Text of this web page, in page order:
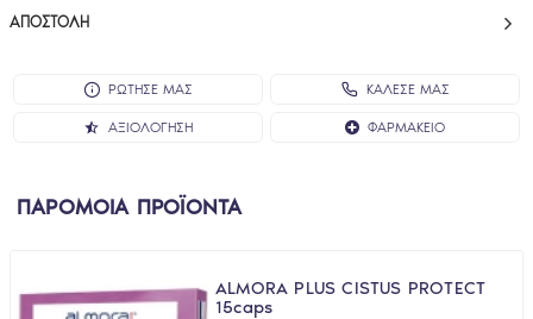
ΑΠΟΣΤΟΛΉ
ΡΩΤΗΣΕ ΜΑΣ ΚΑΛΕΣΕ ΜΑΣ
ΑΞΙΟΛΌΓΗΣΗ ΦΑΡΜΑΚΕΊΟ
ΠΑΡΟΜΟΙΑ ΠΡΟΪΟΝΤΑ
ALMORA PLUS CISTUS PROTECT
15caps